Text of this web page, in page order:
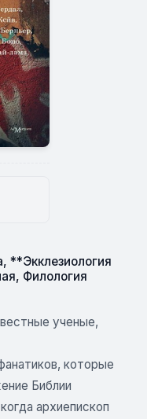
, **Экклезиология
, Филология
ученые,
которые
Библии
архиепископ